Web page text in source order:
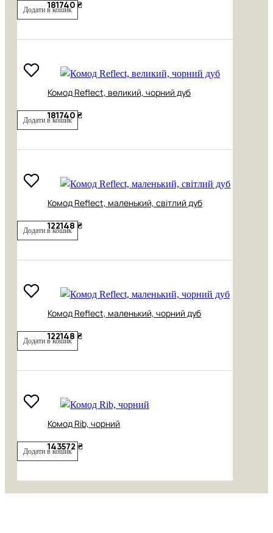
181740 ₴
Додати в кошик
Комод Reflect, великий, чорний дуб
181740 ₴
Додати в кошик
Комод Reflect, маленький, світлий дуб
122148 ₴
Додати в кошик
Комод Reflect, маленький, чорний дуб
122148 ₴
Додати в кошик
Комод Rib, чорний
143572 ₴
Додати в кошик